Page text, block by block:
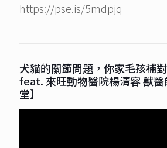
https://pse.is/5mdpjq
犬貓的關節問題，你家毛孩補
feat. 來旺動物醫院楊清容 獸
堂】